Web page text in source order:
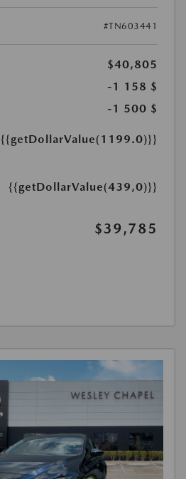
#TN603441
$40,805
-1 158 $
-1 500 $
{{getDollarValue(1199.0)}}
{{getDollarValue(439,0)}}
$39,785